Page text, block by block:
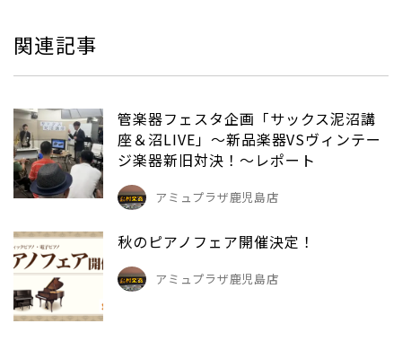
関連記事
管楽器フェスタ企画「サックス泥沼講
座＆沼LIVE」～新品楽器VSヴィンテー
ジ楽器新旧対決！～レポート
アミュプラザ鹿児島店
秋のピアノフェア開催決定！
アミュプラザ鹿児島店